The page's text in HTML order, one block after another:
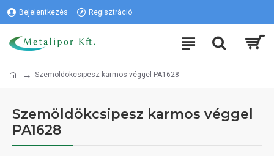
Bejelentkezés Regisztráció
Szemöldökcsipesz karmos véggel PA1628
Szemöldökcsipesz karmos véggel
PA1628